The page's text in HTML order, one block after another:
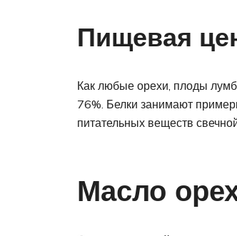
Пищевая
Как любые орехи, плоды
76%. Белки занимают
питательных веществ
Масло